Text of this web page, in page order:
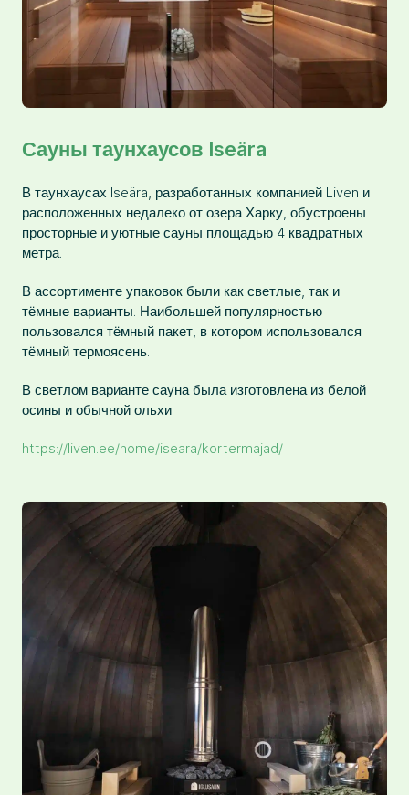
Сауны таунхаусов Iseära
В таунхаусах Iseära, разработанных компанией Liven и
расположенных недалеко от озера Харку, обустроены
просторные и уютные сауны площадью 4 квадратных
метра.
В ассортименте упаковок были как светлые, так и
тёмные варианты. Наибольшей популярностью
пользовался тёмный пакет, в котором использовался
тёмный термоясень.
В светлом варианте сауна была изготовлена из белой
осины и обычной ольхи.
https://liven.ee/home/iseara/kortermajad/